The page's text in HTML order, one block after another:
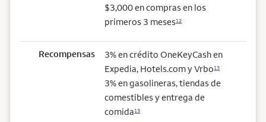
$3,000 en compras en los
primeros 3 meses12
Recompensas
3% en crédito OneKeyCash en
Expedia, Hotels.com y Vrbo13
3% en gasolineras, tiendas de
comestibles y entrega de
comida13